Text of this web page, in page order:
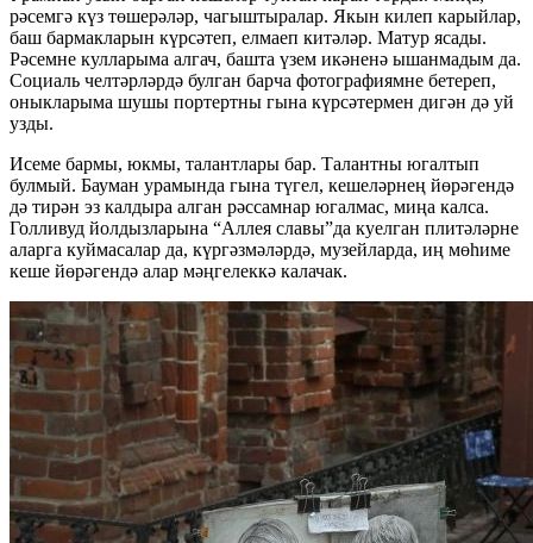
рәсемгә күз төшерәләр, чагыштыралар. Якын килеп карыйлар,
баш бармакларын күрсәтеп, елмаеп китәләр. Матур ясады.
Рәсемне кулларыма алгач, башта үзем икәненә ышанмадым да.
Социаль челтәрләрдә булган барча фотографиямне бетереп,
оныкларыма шушы портертны гына күрсәтермен дигән дә уй
узды.
Исеме бармы, юкмы, талантлары бар. Талантны югалтып
булмый. Бауман урамында гына түгел, кешеләрнең йөрәгендә
дә тирән эз калдыра алган рәссамнар югалмас, миңа калса.
Голливуд йолдызларына “Аллея славы”да куелган плитәләрне
аларга куймасалар да, күргәзмәләрдә, музейларда, иң мөһиме
кеше йөрәгендә алар мәңгелеккә калачак.